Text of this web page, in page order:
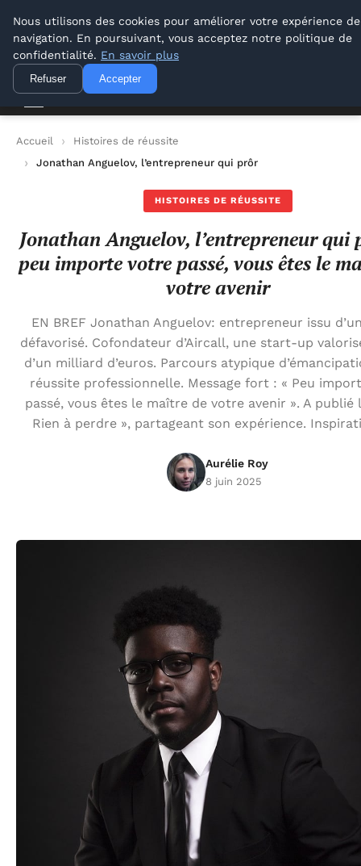
Lyon Photos
Lyon Photos
Accueil
Histoires de réussite
Jonathan Anguelov, l’entrepreneur qui prône : peu importe
HISTOIRES DE RÉUSSITE
Jonathan Anguelov, l’entrepreneur qui
peu importe votre passé, vous êtes le
votre avenir
EN BREF Jonathan Anguelov: entrepreneur issu
défavorisé. Cofondateur d’Aircall, une start-up
d’un milliard d’euros. Parcours atypique
réussite professionnelle. Message fort : « Peu
passé, vous êtes le maître de votre avenir ». A publié
Rien à perdre », partageant son expérience.
Aurélie Roy
8 juin 2025
Nous utilisons des cookies pour améliorer votre expérience de
navigation. En poursuivant, vous acceptez notre politique de
confidentialité. En savoir plus
Refuser Accepter